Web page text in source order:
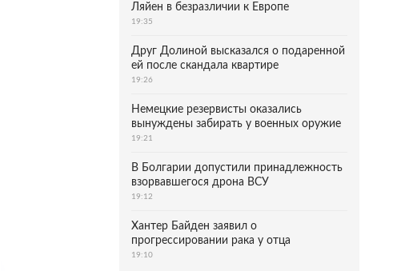
Ляйен в безразличии к Европе
19:35
Друг Долиной высказался о подаренной
ей после скандала квартире
19:26
Немецкие резервисты оказались
вынуждены забирать у военных оружие
19:21
В Болгарии допустили принадлежность
взорвавшегося дрона ВСУ
19:12
Хантер Байден заявил о
прогрессировании рака у отца
19:10